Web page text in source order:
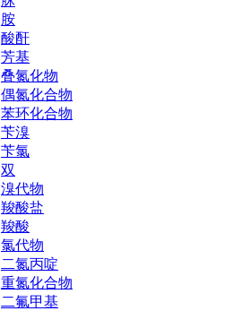
胺
酸酐
芳基
叠氮化物
偶氮化合物
苯环化合物
苄溴
苄氯
双
溴代物
羧酸盐
羧酸
氯代物
二氮丙啶
重氮化合物
二氟甲基